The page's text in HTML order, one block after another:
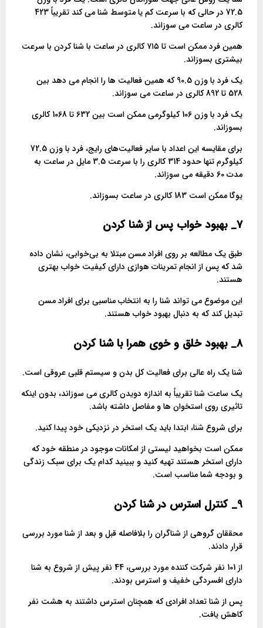
72.5 در حالی که با سرعت کم یا متوسط ​​شنا می کند تقریباً 423
کالری در ساعت می سوزاند.
همین فرد ممکن است تا ۷۱۵ کالری در ساعت با شنا کردن با سرعت
بیشتری بسوزاند.
یک فرد با وزن 90.5 که همین فعالیت ها را انجام می دهد بین
528 تا 892 کالری در ساعت می سوزاند.
یک فرد با وزن 106 کیلوگرمی ممکن است بین 632 تا 1068 کالری
بسوزاند.
برای مقایسه این اعداد با سایر فعالیت‌های رایج، فرد با وزن 72.5
کیلوگرم تنها حدود 314 کالری را با سرعت 3.5 مایل در ساعت به
مدت 60 دقیقه می سوزاند.
یوگا ممکن است 183 کالری در ساعت بسوزاند.
7_ بهبود خواب پس از شنا کردن
طبق یک مطالعه‌ بر روی افراد مسن مبتلا به بی‌خوابی، نشان داده
شد که پس از انجام تمرینات هوازی دارای کیفیت خواب بهتری
هستند.
این موضوع می تواند شنا را به انتخاب مناسبی برای افراد مسن
تبدیل کند که به دنبال بهبود خواب هستند.
8_ بهبود خلق و خوی همرا با شنا کردن
شنا یک راه عالی برای فعالیت کل بدن و سیستم قلبی عروقی است.
یک ساعت شنا تقریباً به اندازه دویدن کالری می سوزاند، بدون اینکه
تاثیری روی استخوان ها و مفاصل داشته باشد.
برای شروع شنا، ابتدا باید یک استخر در نزدیکی خود پیدا کنید.
ممکن است بخواهید لیستی از امکانات موجود در منطقه خود که
دارای استخر هستند تهیه کنید و ببینید کدام یک برای سبک زندگی
و بودجه شما مناسب است.
9_ کنترل استرس در شنا کردن
محققان گروهی از شناگران را بلافاصله قبل و بعد از شنا مورد بررسی
قرار دادند.
از 101 نفر شرکت کننده مورد بررسی، 44 نفر پیش از شروع به شنا
دارای افسردگی خفیف و استرس بودند.
پس از شنا تعداد افرادی که همچنان استرس داشتند به هشت نفر
کاهش یافت.